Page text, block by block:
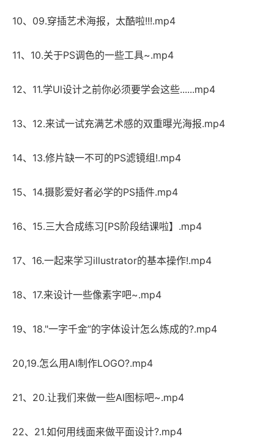
10、09.穿插艺术海报，太酷啦!!!.mp4
11、10.关于PS调色的一些工具~.mp4
12、11.学Ul设计之前你必须要学会这些......mp4
13、12.来试一试充满艺术感的双重曝光海报.mp4
14、13.修片缺一不可的PS滤镜组!.mp4
15、14.摄影爱好者必学的PS插件.mp4
16、15.三大合成练习[PS阶段结课啦】.mp4
17、16.一起来学习illustrator的基本操作!.mp4
18、17.来设计一些像素字吧~.mp4
19、18."一字千金”的字体设计怎么炼成的?.mp4
20,19.怎么用AI制作LOGO?.mp4
21、20.让我们来做一些AI图标吧~.mp4
22、21.如何用线面来做平面设计?.mp4